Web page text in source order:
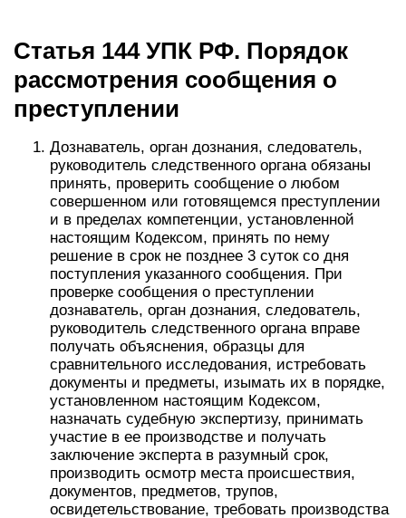
Статья 144 УПК РФ. Порядок
рассмотрения сообщения о
преступлении
Дознаватель, орган дознания, следователь,
руководитель следственного органа обязаны
принять, проверить сообщение о любом
совершенном или готовящемся преступлении
и в пределах компетенции, установленной
настоящим Кодексом, принять по нему
решение в срок не позднее 3 суток со дня
поступления указанного сообщения. При
проверке сообщения о преступлении
дознаватель, орган дознания, следователь,
руководитель следственного органа вправе
получать объяснения, образцы для
сравнительного исследования, истребовать
документы и предметы, изымать их в порядке,
установленном настоящим Кодексом,
назначать судебную экспертизу, принимать
участие в ее производстве и получать
заключение эксперта в разумный срок,
производить осмотр места происшествия,
документов, предметов, трупов,
освидетельствование, требовать производства